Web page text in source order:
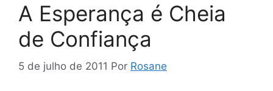
A Esperança é Cheia
de Confiança
5 de julho de 2011 Por Rosane